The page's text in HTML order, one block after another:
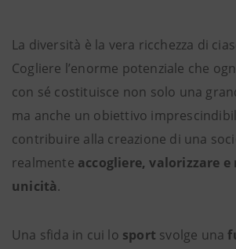
La diversità è la vera ricchezza di
Cogliere l’enorme potenziale che
con sé costituisce non solo una
ma anche un obiettivo
contribuire alla creazione di una
realmente accogliere, valorizzare
unicità.
Una sfida in cui lo sport svolge una